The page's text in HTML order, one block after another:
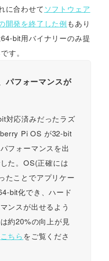
に合わせて ソフトウェア
開発を終了した例 もあり
bit用バイナリーのみ提
す。
パフォーマンスが
対応済みだったラズ
Pi OS が32-bit
フォーマンスを出
た。OS(正確には
たことでアプリケー
bit化でき、ハード
ンスが出せるよう
約20%の向上が見
こちら をご覧くださ